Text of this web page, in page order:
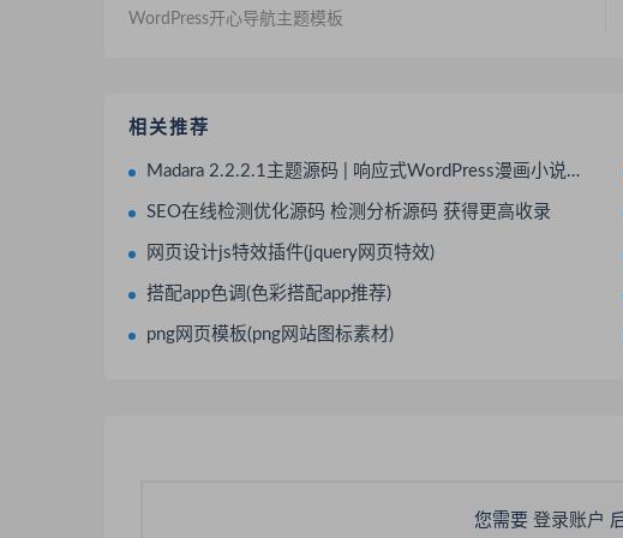
WordPress开心导航主题模板
相关推荐
Madara 2.2.2.1主题源码 | 响应式WordPress漫画小说主题模板
SEO在线检测优化源码 检测分析源码 获得更高收录
网页设计js特效插件(jquery网页特效)
搭配app色调(色彩搭配app推荐)
png网页模板(png网站图标素材)
您需要 登录账户